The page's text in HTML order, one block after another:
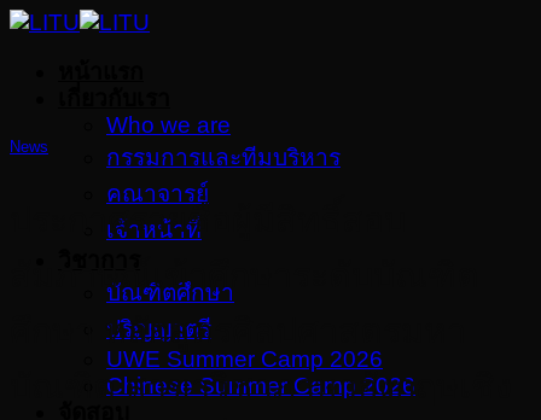
Skip
Who we are
กรรมการและทีมบริหาร
คณาจารย์
เจ้าหน้าที่
บัณฑิตศึกษา
ปริญญาตรี
UWE Summer Camp 2026
Chinese Summer Camp 2026
News
ประกาศรายชื่อผู้มีสิทธิ์สอบ
สัมภาษณ์เข้าศึกษาระดับบัณฑิต
ศึกษา หลักสูตรศิลปศาสตรมหา
บัณฑิต สาขาวิชาภาษาอังกฤษเชิง